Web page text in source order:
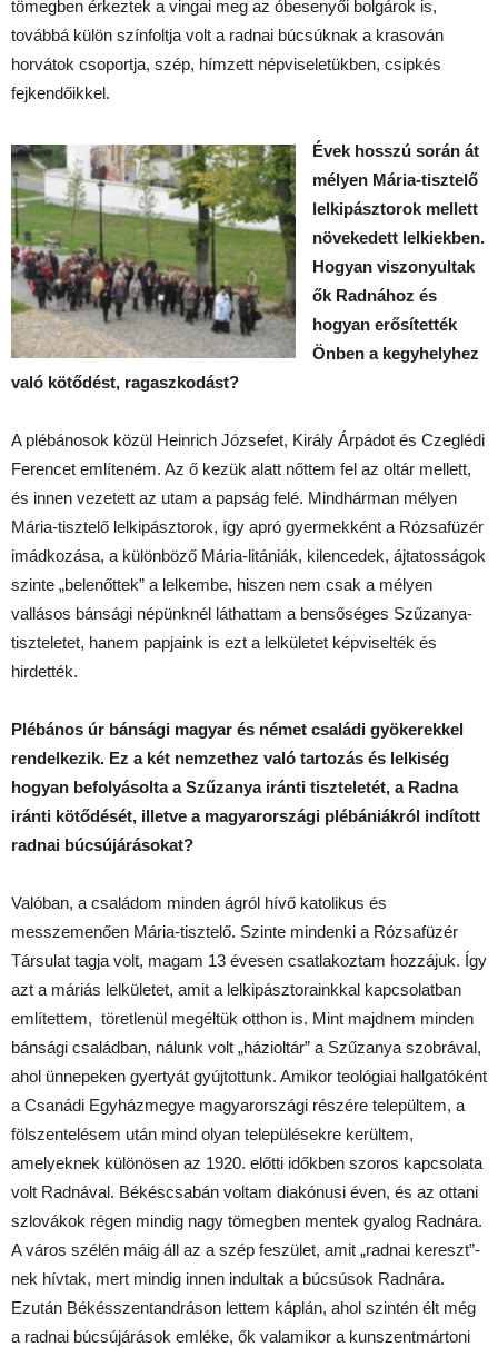
tömegben érkeztek a vingai meg az óbesenyői bolgárok is,
továbbá külön színfoltja volt a radnai búcsúknak a krasován
horvátok csoportja, szép, hímzett népviseletükben, csipkés
fejkendőikkel.
Évek hosszú során át
mélyen Mária-tisztelő
lelkipásztorok mellett
növekedett lelkiekben.
Hogyan viszonyultak
ők Radnához és
hogyan erősítették
Önben a kegyhelyhez
való kötődést, ragaszkodást?
A plébánosok közül Heinrich Józsefet, Király Árpádot és Czeglédi
Ferencet említeném. Az ő kezük alatt nőttem fel az oltár mellett,
és innen vezetett az utam a papság felé. Mindhárman mélyen
Mária-tisztelő lelkipásztorok, így apró gyermekként a Rózsafüzér
imádkozása, a különböző Mária-litániák, kilencedek, ájtatosságok
szinte „belenőttek” a lelkembe, hiszen nem csak a mélyen
vallásos bánsági népünknél láthattam a bensőséges Szűzanya-
tiszteletet, hanem papjaink is ezt a lelkületet képviselték és
hirdették.
Plébános úr bánsági magyar és német családi gyökerekkel
rendelkezik. Ez a két nemzethez való tartozás és lelkiség
hogyan befolyásolta a Szűzanya iránti tiszteletét, a Radna
iránti kötődését, illetve a magyarországi plébániákról indított
radnai búcsújárásokat?
Valóban, a családom minden ágról hívő katolikus és
messzemenően Mária-tisztelő. Szinte mindenki a Rózsafüzér
Társulat tagja volt, magam 13 évesen csatlakoztam hozzájuk. Így
azt a máriás lelkületet, amit a lelkipásztorainkkal kapcsolatban
említettem, töretlenül megéltük otthon is. Mint majdnem minden
bánsági családban, nálunk volt „házioltár” a Szűzanya szobrával,
ahol ünnepeken gyertyát gyújtottunk. Amikor teológiai hallgatóként
a Csanádi Egyházmegye magyarországi részére települtem, a
fölszentelésem után mind olyan településekre kerültem,
amelyeknek különösen az 1920. előtti időkben szoros kapcsolata
volt Radnával. Békéscsabán voltam diakónusi éven, és az ottani
szlovákok régen mindig nagy tömegben mentek gyalog Radnára.
A város szélén máig áll az a szép feszület, amit „radnai kereszt”-
nek hívtak, mert mindig innen indultak a búcsúsok Radnára.
Ezután Békésszentandráson lettem káplán, ahol szintén élt még
a radnai búcsújárások emléke, ők valamikor a kunszentmártoni